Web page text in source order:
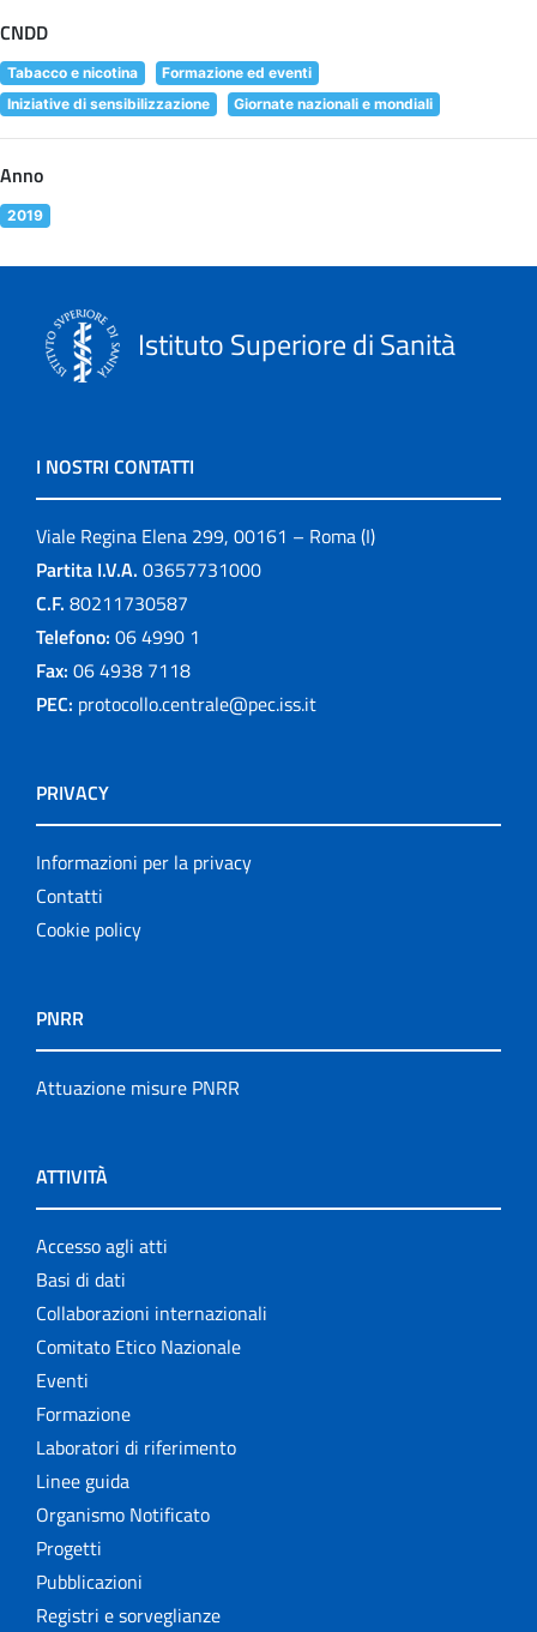
CNDD
Tabacco e nicotina
Formazione ed eventi
Iniziative di sensibilizzazione
Giornate nazionali e mondiali
Anno
2019
Istituto Superiore di Sanità
I NOSTRI CONTATTI
Viale Regina Elena 299, 00161 – Roma (I)
Partita I.V.A. 03657731000
C.F. 80211730587
Telefono: 06 4990 1
Fax: 06 4938 7118
PEC: protocollo.centrale@pec.iss.it
PRIVACY
Informazioni per la privacy
Contatti
Cookie policy
PNRR
Attuazione misure PNRR
ATTIVITÀ
Accesso agli atti
Basi di dati
Collaborazioni internazionali
Comitato Etico Nazionale
Eventi
Formazione
Laboratori di riferimento
Linee guida
Organismo Notificato
Progetti
Pubblicazioni
Registri e sorveglianze